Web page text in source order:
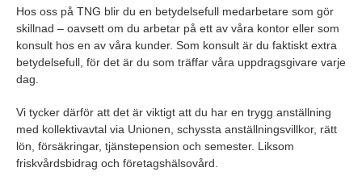
Hos oss på TNG blir du en betydelsefull medarbetare som gör
skillnad – oavsett om du arbetar på ett av våra kontor eller som
konsult hos en av våra kunder. Som konsult är du faktiskt extra
betydelsefull, för det är du som träffar våra uppdragsgivare varje
dag.
Vi tycker därför att det är viktigt att du har en trygg anställning
med kollektivavtal via Unionen, schyssta anställningsvillkor, rätt
lön, försäkringar, tjänstepension och semester. Liksom
friskvårdsbidrag och företagshälsovård.